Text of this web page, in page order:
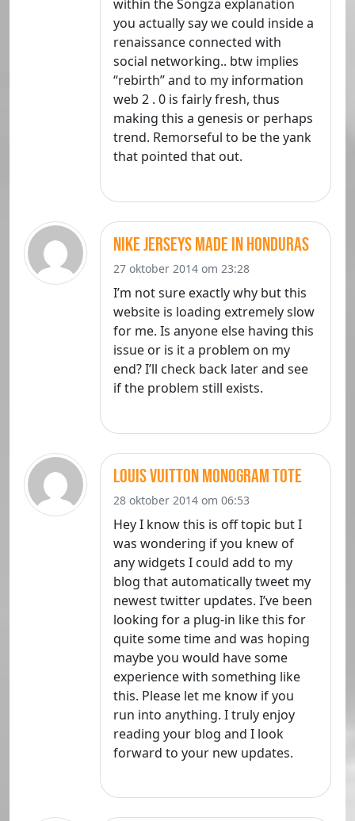
within the Songza explanation
you actually say we could inside a
renaissance connected with
social networking.. btw implies
“rebirth” and to my information
web 2 . 0 is fairly fresh, thus
making this a genesis or perhaps
trend. Remorseful to be the yank
that pointed that out.
nike jerseys made in honduras
27 oktober 2014 om 23:28
I’m not sure exactly why but this
website is loading extremely slow
for me. Is anyone else having this
issue or is it a problem on my
end? I’ll check back later and see
if the problem still exists.
louis vuitton monogram tote
28 oktober 2014 om 06:53
Hey I know this is off topic but I
was wondering if you knew of
any widgets I could add to my
blog that automatically tweet my
newest twitter updates. I’ve been
looking for a plug-in like this for
quite some time and was hoping
maybe you would have some
experience with something like
this. Please let me know if you
run into anything. I truly enjoy
reading your blog and I look
forward to your new updates.